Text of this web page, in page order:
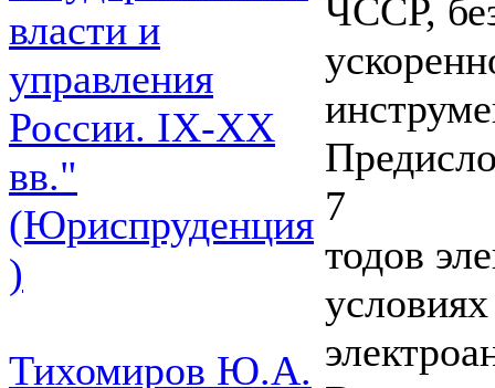
власти и
управления
России. IХ-ХХ
вв."
(Юриспруденция
)
Тихомиров Ю.А.
ЧССР,
7
тодов